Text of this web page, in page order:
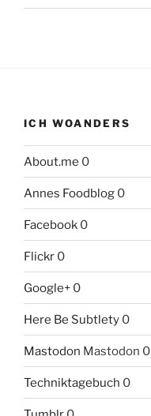
ICH WOANDERS
About.me 0
Annes Foodblog 0
Facebook 0
Flickr 0
Google+ 0
Here Be Subtlety 0
Mastodon Mastodon 0
Techniktagebuch 0